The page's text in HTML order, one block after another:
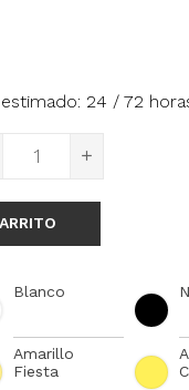
24 / 72
Blanco
Amarillo
Fiesta